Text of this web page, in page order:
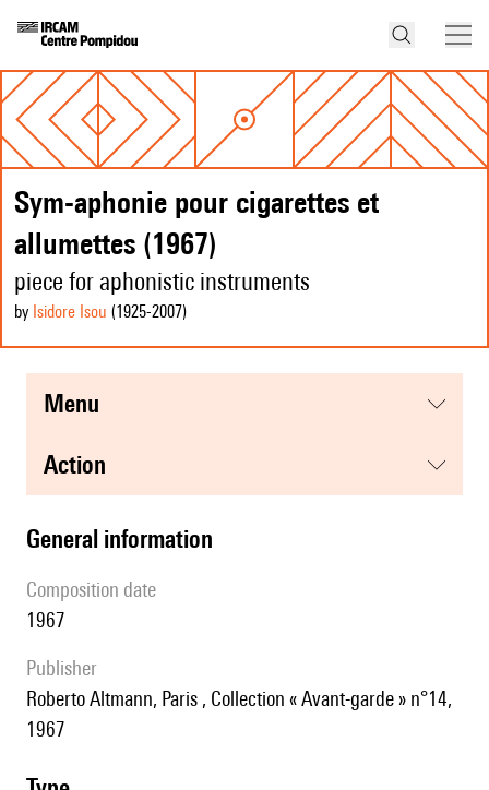
Sym-aphonie pour cigarettes et
allumettes (1967)
piece for aphonistic instruments
by Isidore Isou (1925-2007)
menu
action
general information
composition date
1967
publisher
Roberto Altmann, Paris , Collection « Avant-garde » n°14,
1967